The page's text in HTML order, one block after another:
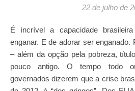
22 de julho de
É incrível a capacidade brasileira de enganar. E de se
enganar. E de adorar ser enganado.
– além da opção pela pobreza,
pouco antigo. O tempo todo
governados dizerem que a crise